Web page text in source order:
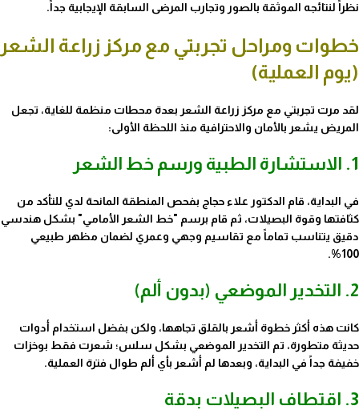
نظراً لنتائجه الموثقة بالصور وتجارب المرضى السابقة الإيجابية جداً.
خطوات ومراحل تجربتي مع مركز زراعة الشعر
(يوم العملية)
لقد مرت تجربتي مع مركز زراعة الشعر بعدة محطات منظمة للغاية، تجعل
المريض يشعر بالأمان والاحترافية منذ اللحظة الأولى:
1. الاستشارة الطبية ورسم خط الشعر
في البداية، قام الدكتور علاء حجاج بفحص المنطقة المانحة لدي للتأكد من
كثافتها وقوة البصيلات، ثم قام برسم "خط الشعر الأمامي" بشكل هندسي
دقيق يتناسب تماماً مع تقاسيم وجهي وعمري لضمان مظهر طبيعي
100%.
2. التخدير الموضعي (بدون ألم)
كانت هذه أكثر خطوة أشعر بالقلق تجاهها، ولكن بفضل استخدام أدوات
حديثة متطورة، تم التخدير الموضعي بشكل سلس؛ شعرت فقط بوخزات
خفيفة جداً في البداية، وبعدها لم أشعر بأي ألم طوال فترة العملية.
3. اقتطاف البصيلات بدقة